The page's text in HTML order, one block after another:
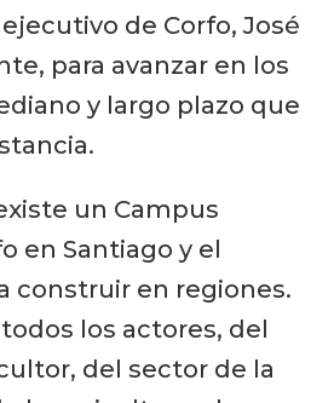
de Corfo, José
para avanzar en los
y largo plazo que
un Campus
en Santiago y el
construir en regiones.
los actores, del
del sector de la